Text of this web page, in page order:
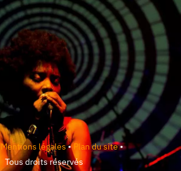
Mentions légales•Plan du site•
Tous droits réservés